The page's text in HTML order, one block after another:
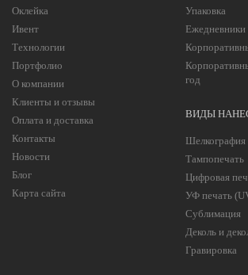
Оклейка
Ивент
Технологии
Портфолио
О компании
Клиенты и отзывы
Оплата и доставка
Контакты
Новости
Блог
Карта сайта
Упаковка
год
ВИДЫ
Шелкография
Тампопечать
Цифровая
УФ печать
Сублимация
Деколь и
Гравировка